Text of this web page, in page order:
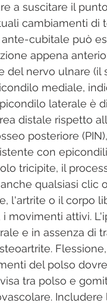
a suscitare il
cambiamenti di
cubitale può
appena
del nervo ulnare (il
mediale,
laterale è
distale rispetto
posteriore
con
tricipite, il
qualsiasi clic
l'artrite o il corpo
i movimenti attivi.
e in assenza di
del polso
tra polso e